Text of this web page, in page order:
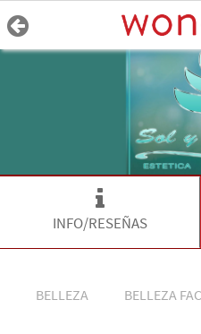
INFO/RESEÑAS
BELLEZA BELLEZA